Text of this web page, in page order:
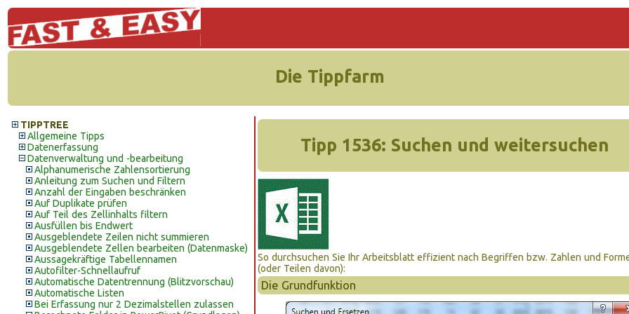
Die Tippfarm
TIPPTREE
Allgemeine Tipps
Datenerfassung
Datenverwaltung und -bearbeitung
Alphanumerische Zahlensortierung
Anleitung zum Suchen und Filtern
Anzahl der Eingaben beschränken
Auf Duplikate prüfen
Auf Teil des Zellinhalts filtern
Ausfüllen bis Endwert
Ausgeblendete Zeilen nicht summieren
Ausgeblendete Zellen bearbeiten (Datenmaske)
Aussagekräftige Tabellennamen
Autofilter-Schnellaufruf
Automatische Datentrennung (Blitzvorschau)
Automatische Listen
Bei Erfassung nur 2 Dezimalstellen zulassen
Tipp 1536: Suchen und weitersuchen
So durchsuchen Sie Ihr Arbeitsblatt effizient nach Begriffen bzw. Zahlen und
(oder Teilen davon):
Die Grundfunktion